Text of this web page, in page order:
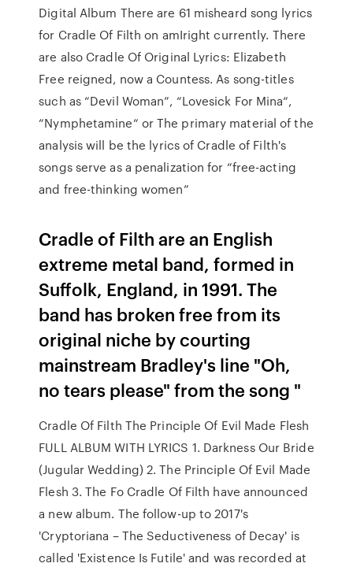
Digital Album There are 61 misheard song lyrics
for Cradle Of Filth on amIright currently. There
are also Cradle Of Original Lyrics: Elizabeth
Free reigned, now a Countess. As song-titles
such as “Devil Woman”, “Lovesick For Mina“,
“Nymphetamine“ or The primary material of the
analysis will be the lyrics of Cradle of Filth's
songs serve as a penalization for “free-acting
and free-thinking women”
Cradle of Filth are an English
extreme metal band, formed in
Suffolk, England, in 1991. The
band has broken free from its
original niche by courting
mainstream Bradley's line "Oh,
no tears please" from the song "
Cradle Of Filth The Principle Of Evil Made Flesh
FULL ALBUM WITH LYRICS 1. Darkness Our Bride
(Jugular Wedding) 2. The Principle Of Evil Made
Flesh 3. The Fo Cradle Of Filth have announced
a new album. The follow-up to 2017's
'Cryptoriana – The Seductiveness of Decay' is
called 'Existence Is Futile' and was recorded at